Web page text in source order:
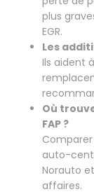
plus
EGR.
Les
Ils aident
Où
FAP ?
auto-
Norauto
affaires.